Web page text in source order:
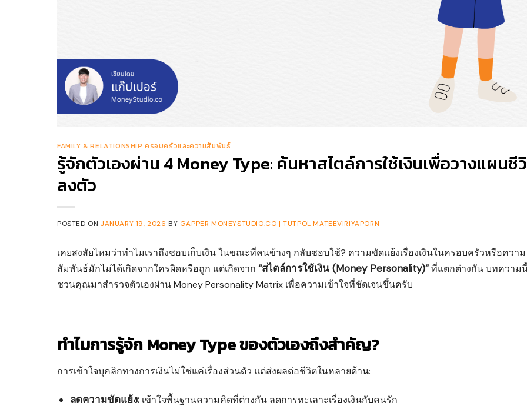
FAMILY & RELATIONSHIP ครอบครัวและความสัมพันธ์
รู้จักตัวเองผ่าน 4 Money Type: ค้นหาสไตล์การใช้เงินเพื่อวางแผนชี
ลงตัว
POSTED ON JANUARY 19, 2026 BY GAPPER MONEYSTUDIO.CO | TUTPOL MATEEVIRIYAPORN
เคยสงสัยไหมว่าทำไมเราถึงชอบเก็บเงิน ในขณะที่คนข้างๆ กลับชอบใช้? ความขัดแย้งเรื่องเงินในครอบครัวหรือความ
สัมพันธ์มักไม่ได้เกิดจากใครผิดหรือถูก แต่เกิดจาก “สไตล์การใช้เงิน (Money Personality)”ที่แตกต่างกัน บทความ
ชวนคุณมาสำรวจตัวเองผ่าน Money Personality Matrix เพื่อความเข้าใจที่ชัดเจนขึ้นครับ
ทำไมการรู้จัก Money Type ของตัวเองถึงสำคัญ?
การเข้าใจบุคลิกทางการเงินไม่ใช่แค่เรื่องส่วนตัว แต่ส่งผลต่อชีวิตในหลายด้าน:
ลดความขัดแย้ง: เข้าใจพื้นฐานความคิดที่ต่างกัน ลดการทะเลาะเรื่องเงินกับคนรัก